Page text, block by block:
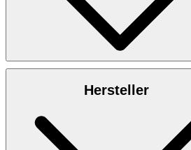
Baumwollstretch-Gabardine aus 91%
Hersteller